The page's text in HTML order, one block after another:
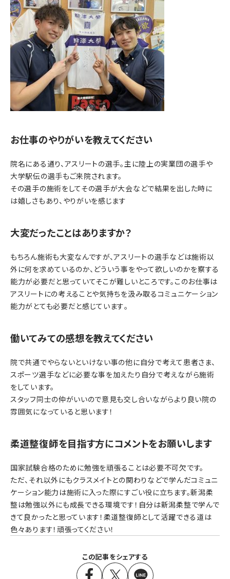
お仕事のやりがいを教えてください
院名にある通り、アスリートの選手。主に陸上の実業団の選手や
大学駅伝の選手もご来院されます。
その選手の施術をしてその選手が大会などで結果を出した時に
は嬉しさもあり、やりがいを感じます
大変だったことはありますか？
もちろん施術も大変なんですが、アスリートの選手などは施術以
外に何を求めているのか、どういう事をやって欲しいのかを察する
能力が必要だと思っていてそこが難しいところです。このお仕事は
アスリートにの考えることや気持ちを汲み取るコミュニケーション
能力がとても必要だと感じています｡
働いてみての感想を教えてください
院で共通でやらないといけない事の他に自分で考えて患者さま、
スポーツ選手などに必要な事を加えたり自分で考えながら施術
をしています。
スタッフ同士の仲がいいので意見も交し合いながらより良い院の
雰囲気になっていると思います！
柔道整復師を目指す方にコメントをお願いします
国家試験合格のために勉強を頑張ることは必要不可欠です。
ただ、それ以外にもクラスメイトとの関わりなどで学んだコミュニ
ケーション能力は施術に入った際にすごい役に立ちます。新潟柔
整は勉強以外にも成長できる環境です！自分は新潟柔整で学んで
きて良かったと思っています！柔道整復師として活躍できる道は
色々あります！頑張ってください！
この記事をシェアする